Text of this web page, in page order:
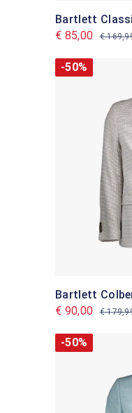
Bartlett
€ 85,00
€
-50%
Bartlett
€ 90,00
€
-50%